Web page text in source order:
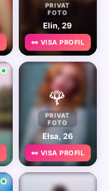
PRIVAT
FOTO
Elin, 29
👀 VISA PROFIL
🌹
PRIVAT
FOTO
Elsa, 26
👀 VISA PROFIL